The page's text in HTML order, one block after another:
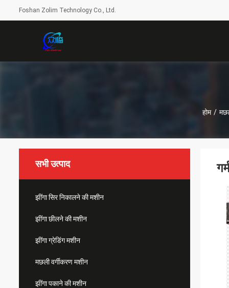
Foshan Zolim Technology Co., Ltd.
होम /
सभी उत्पाद
झींगा सिर निकालने की मशीन
झींगा छीलने की मशीन
झींगा ग्रेडिंग मशीन
मछली वर्गीकरण मशीन
झींगा पकाने की मशीन